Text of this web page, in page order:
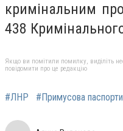
кримінальним
438
Якщо ви помітили помилку, виділіть
повідомити про це редакцію
#ЛНР #Примусова